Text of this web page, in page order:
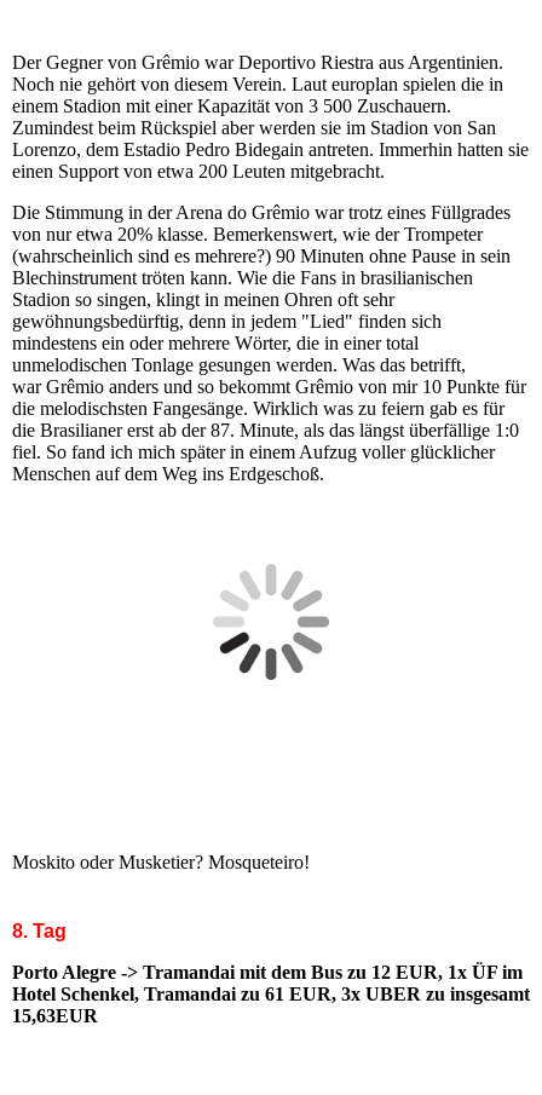
Der Gegner von Grêmio war Deportivo Riestra aus Argentinien.
Noch nie gehört von diesem Verein. Laut europlan spielen die in
einem Stadion mit einer Kapazität von 3 500 Zuschauern.
Zumindest beim Rückspiel aber werden sie im Stadion von San
Lorenzo, dem Estadio Pedro Bidegain antreten. Immerhin hatten sie
einen Support von etwa 200 Leuten mitgebracht.
Die Stimmung in der Arena do Grêmio war trotz eines Füllgrades
von nur etwa 20% klasse. Bemerkenswert, wie der Trompeter
(wahrscheinlich sind es mehrere?) 90 Minuten ohne Pause in sein
Blechinstrument tröten kann. Wie die Fans in brasilianischen
Stadion so singen, klingt in meinen Ohren oft sehr
gewöhnungsbedürftig, denn in jedem "Lied" finden sich
mindestens ein oder mehrere Wörter, die in einer total
unmelodischen Tonlage gesungen werden. Was das betrifft,
war Grêmio anders und so bekommt Grêmio von mir 10 Punkte für
die melodischsten Fangesänge. Wirklich was zu feiern gab es für
die Brasilianer erst ab der 87. Minute, als das längst überfällige 1:0
fiel. So fand ich mich später in einem Aufzug voller glücklicher
Menschen auf dem Weg ins Erdgeschoß.
Moskito oder Musketier? Mosqueteiro!
8. Tag
Porto Alegre -> Tramandai mit dem Bus zu 12 EUR, 1x ÜF im
Hotel Schenkel, Tramandai zu 61 EUR, 3x UBER zu insgesamt
15,63EUR